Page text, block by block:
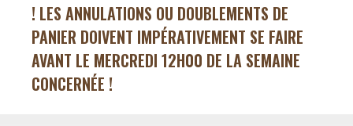
! LES ANNULATIONS OU DOUBLEMENTS DE
PANIER DOIVENT IMPÉRATIVEMENT SE FAIRE
AVANT LE MERCREDI 12H00 DE LA SEMAINE
CONCERNÉE !